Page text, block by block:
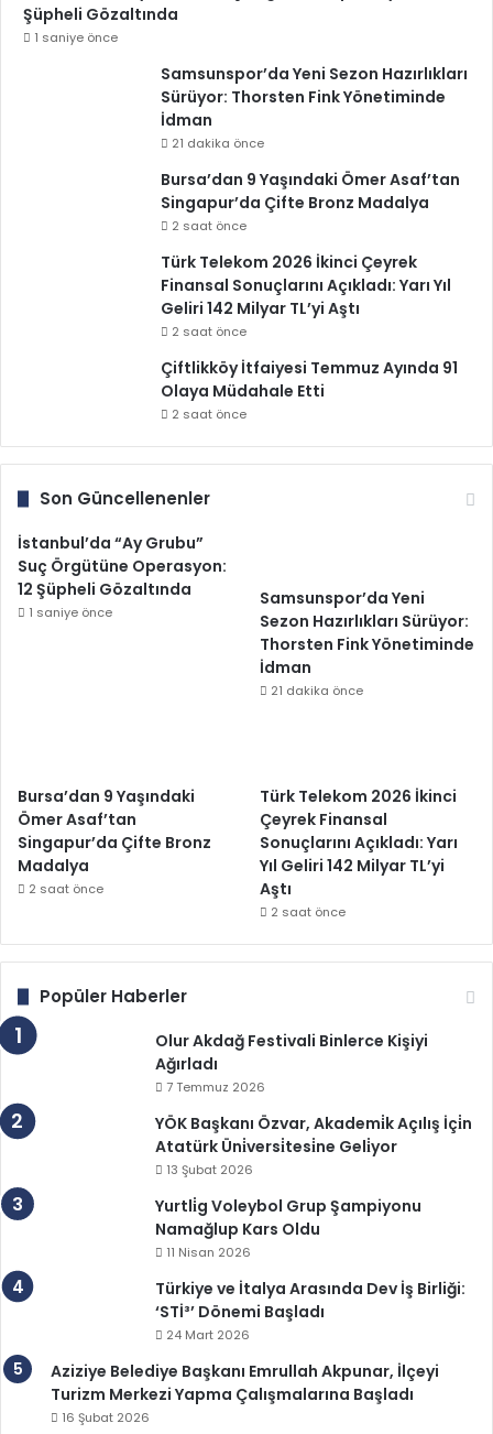
Şüpheli Gözaltında
1 saniye önce
Samsunspor’da Yeni Sezon Hazırlıkları
Sürüyor: Thorsten Fink Yönetiminde
İdman
21 dakika önce
Bursa’dan 9 Yaşındaki Ömer Asaf’tan
Singapur’da Çifte Bronz Madalya
2 saat önce
Türk Telekom 2026 İkinci Çeyrek
Finansal Sonuçlarını Açıkladı: Yarı Yıl
Geliri 142 Milyar TL’yi Aştı
2 saat önce
Çiftlikköy İtfaiyesi Temmuz Ayında 91
Olaya Müdahale Etti
2 saat önce
Son Güncellenenler
İstanbul’da “Ay Grubu”
Suç Örgütüne Operasyon:
12 Şüpheli Gözaltında
1 saniye önce
Samsunspor’da Yeni
Sezon Hazırlıkları Sürüyor:
Thorsten Fink Yönetiminde
İdman
21 dakika önce
Bursa’dan 9 Yaşındaki
Ömer Asaf’tan
Singapur’da Çifte Bronz
Madalya
2 saat önce
Türk Telekom 2026 İkinci
Çeyrek Finansal
Sonuçlarını Açıkladı: Yarı
Yıl Geliri 142 Milyar TL’yi
Aştı
2 saat önce
Popüler Haberler
Olur Akdağ Festivali Binlerce Kişiyi
Ağırladı
7 Temmuz 2026
YÖK Başkanı Özvar, Akademi̇k Açılış İçi̇n
Atatürk Üni̇versi̇tesi̇ne Geli̇yor
13 Şubat 2026
Yurtli̇g Voleybol Grup Şampiyonu
Namağlup Kars Oldu
11 Nisan 2026
Türkiye ve İtalya Arasında Dev İş Birliği:
‘STİ³’ Dönemi Başladı
24 Mart 2026
Aziziye Belediye Başkanı Emrullah Akpunar, İlçeyi
Turizm Merkezi Yapma Çalışmalarına Başladı
16 Şubat 2026